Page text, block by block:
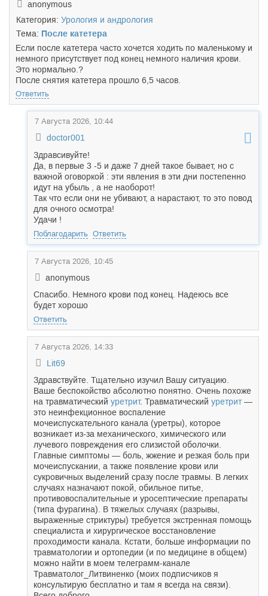
anonymous
Категория: Урология и андрология
Тема: После катетера
Если после катетера часто хочется ходить по маленькому и
немного присутствует под конец немного наличия крови.
Это нормально.?
После снятия катетера прошло 6,5 часов.
Ответить
7 Августа 2026, 10:44
doctor001
Здравсивуйте!
Да, в первые 3 -5 и даже 7 дней такое бывает, но с
важной оговоркой : эти явления в эти дни постепенно
идут на убыль , а не наоборот!
Так что если они не убивают, а нарастают, то это повод
для очного осмотра!
Удачи !
Поблагодарить Ответить
7 Августа 2026, 10:45
anonymous
Спасибо. Немного крови под конец. Надеюсь все
будет хорошо
Ответить
7 Августа 2026, 14:33
Lit69
Здравствуйте. Тщательно изучил Вашу ситуацию.
Ваше беспокойство абсолютно понятно. Очень похоже
на травматический уретрит. Травматический уретрит—
это неинфекционное воспаление
мочеиспускательного канала (уретры), которое
возникает из-за механического, химического или
лучевого повреждения его слизистой оболочки.
Главные симптомы — боль, жжение и резкая боль при
мочеиспускании, а также появление крови или
сукровичных выделений сразу после травмы. В легких
случаях назначают покой, обильное питье,
противовоспалительные и уросептические препараты
(типа фурагина). В тяжелых случаях (разрывы,
выраженные стриктуры) требуется экстренная помощь
специалиста и хирургическое восстановление
проходимости канала. Кстати, больше информации по
травматологии и ортопедии (и по медицине в общем)
можно найти в моем телеграмм-канале
Травматолог_Литвиненко (моих подписчиков я
консультирую бесплатно и там я всегда на связи).